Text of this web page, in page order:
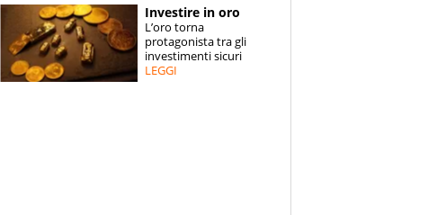
ESPERTI
CONTATTI
Investire in oro
L’oro torna
protagonista tra gli
investimenti sicuri
LEGGI